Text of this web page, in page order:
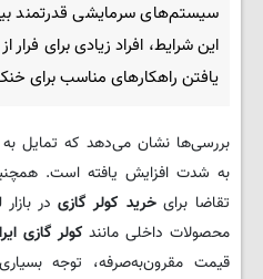
سیستم‌های سرمایشی
این شرایط، افراد زیادی برای فرار
یافتن راهکارهای مناسب برای
بررسی‌ها نشان می‌دهد که تمایل به
به شدت افزایش یافته است.
تقاضا برایخرید کولر گازیدر
محصولات داخلی مانند کولر گازی
قیمت مقرون‌به‌صرفه، توجه